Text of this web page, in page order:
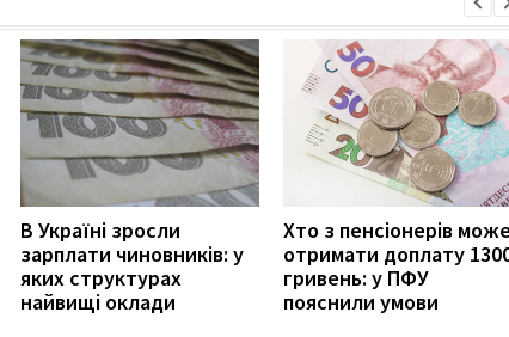
В Україні зросли
зарплати чиновників: у
яких структурах
найвищі оклади
Хто з пенсіонерів може
отримати доплату
гривень: у ПФУ
пояснили умови